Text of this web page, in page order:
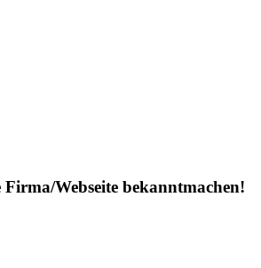
Webseite bekanntmachen!